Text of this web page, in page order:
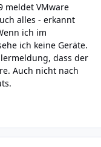
meldet VMware
alles - erkannt
ich im
ich keine Geräte.
dass der
Auch nicht nach